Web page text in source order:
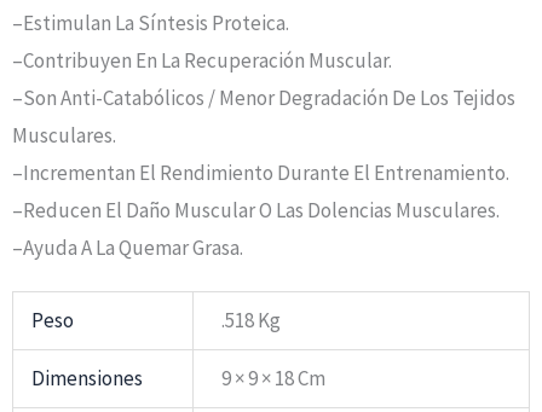
–Estimulan La Síntesis Proteica.
–Contribuyen En La Recuperación Muscular.
–Son Anti-Catabólicos / Menor Degradación De Los Tejidos
Musculares.
–Incrementan El Rendimiento Durante El Entrenamiento.
–Reducen El Daño Muscular O Las Dolencias Musculares.
–Ayuda A La Quemar Grasa.
Peso .518 Kg
Dimensiones 9 × 9 × 18 Cm